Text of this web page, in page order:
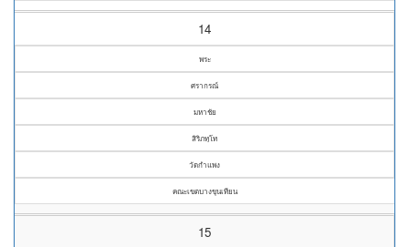
14
พระ
ศรากรณ์
มหาชัย
สิริภทฺโท
วัดกำแพง
คณะเขตบางขุนเทียน
15